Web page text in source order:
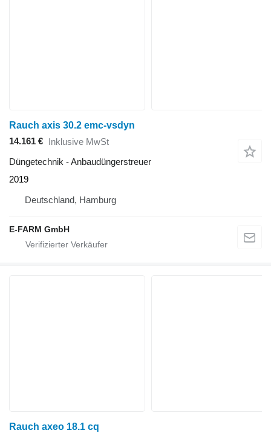
Rauch axis 30.2 emc-vsdyn
14.161 € Inklusive MwSt
Düngetechnik - Anbaudüngerstreuer
2019
Deutschland, Hamburg
E-FARM GmbH
Rauch axeo 18.1 cq